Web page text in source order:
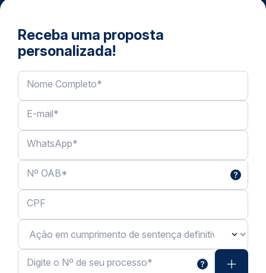
Receba uma proposta
personalizada!
Nome Completo*
E-mail*
WhatsApp*
Nº OAB*
CPF
Digite o Nº de seu processo*